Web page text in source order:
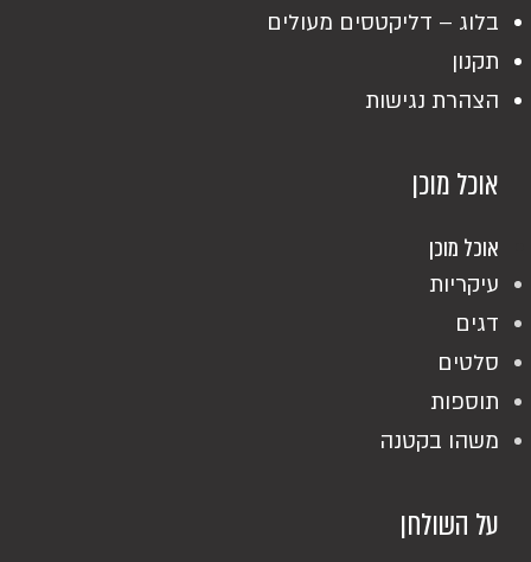
על השולחן
אוכל מוכן
אוכל מוכן
עיקריות
דגים
סלטים
תוספות
משהו בקטנה
בלוג – דליקטסים מעולים
תקנון
הצהרת נגישות